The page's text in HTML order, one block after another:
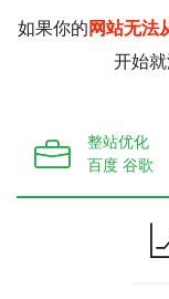
如果你的 网站无法
开始就
整站优化
百度 谷歌